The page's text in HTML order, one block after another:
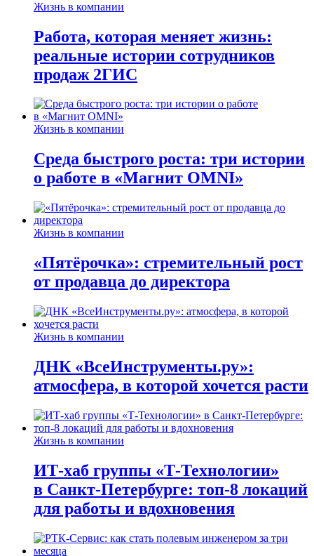
Жизнь в компании
Работа, которая меняет жизнь:
реальные истории сотрудников
продаж 2ГИС
Жизнь в компании
Среда быстрого роста: три истории
о работе в «Магнит OMNI»
Жизнь в компании
«Пятёрочка»: стремительный рост
от продавца до директора
Жизнь в компании
ДНК «ВсеИнструменты.ру»:
атмосфера, в которой хочется расти
Жизнь в компании
ИТ-хаб группы «Т-Технологии»
в Санкт-Петербурге: топ-8 локаций
для работы и вдохновения